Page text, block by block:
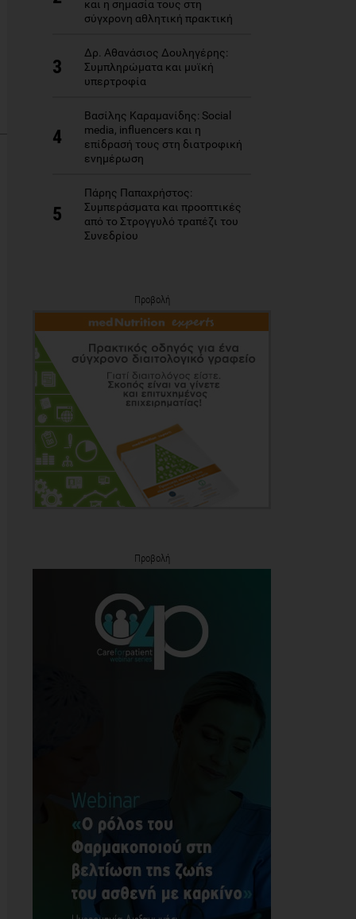
και η σημασία τους στη
σύγχρονη αθλητική πρακτική
3
Δρ. Αθανάσιος Δουληγέρης:
Συμπληρώματα και μυϊκή
υπερτροφία
4
Βασίλης Καραμανίδης: Social
media, influencers και η
επίδρασή τους στη διατροφική
ενημέρωση
5
Πάρης Παπαχρήστος:
Συμπεράσματα και προοπτικές
από το Στρογγυλό τραπέζι του
Συνεδρίου
Προβολή
Προβολή